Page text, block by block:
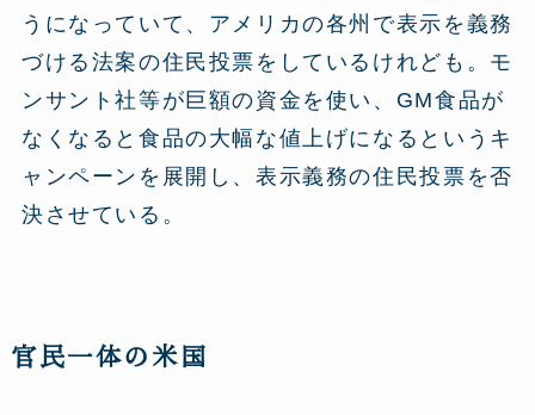
うになっていて、アメリカの各州で表示を義務
づける法案の住民投票をしているけれども。モ
ンサント社等が巨額の資金を使い、GM食品が
なくなると食品の大幅な値上げになるというキ
ャンペーンを展開し、表示義務の住民投票を否
決させている。
官民一体の米国